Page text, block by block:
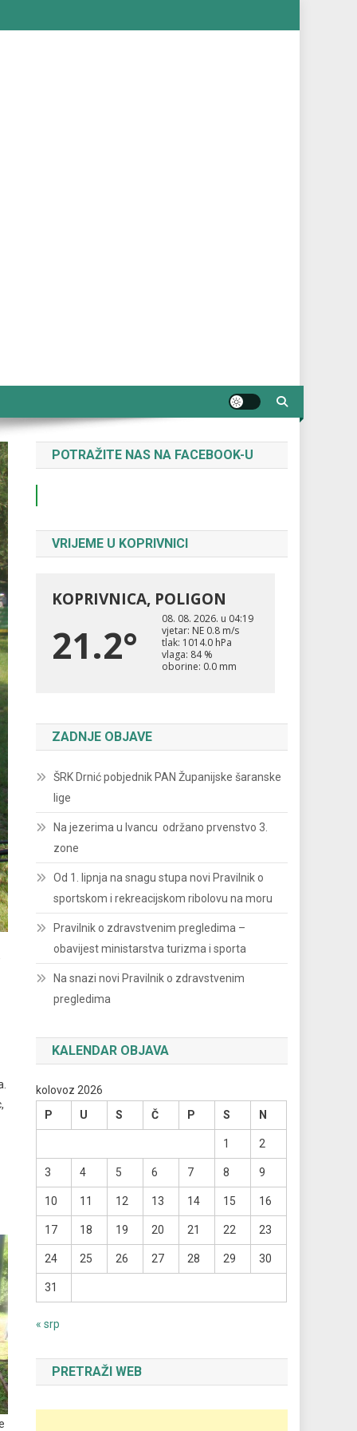
POTRAŽITE NAS NA FACEBOOK-U
VRIJEME U KOPRIVNICI
ZADNJE OBJAVE
ŠRK Drnić pobjednik PAN Županijske šaranske
lige
Na jezerima u Ivancu održano prvenstvo 3.
zone
Od 1. lipnja na snagu stupa novi Pravilnik o
sportskom i rekreacijskom ribolovu na moru
Pravilnik o zdravstvenim pregledima –
obavijest ministarstva turizma i sporta
Na snazi novi Pravilnik o zdravstvenim
pregledima
KALENDAR OBJAVA
kolovoz 2026
P
U S Č P S N
1 2
3 4 5 6 7 8 9
10 11 12 13 14 15 16
17 18 19 20 21 22 23
24 25 26 27 28 29 30
31
« srp
PRETRAŽI WEB